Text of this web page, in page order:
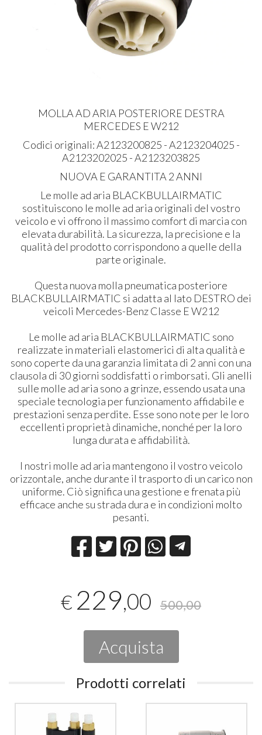
MOLLA AD ARIA POSTERIORE DESTRA
MERCEDES E W212
Codici originali: A2123200825 - A2123204025 -
A2123202025 - A2123203825
NUOVA E GARANTITA 2 ANNI
Le molle ad aria BLACKBULLAIRMATIC
sostituiscono le molle ad aria originali del vostro
veicolo e vi offrono il massimo comfort di marcia con
elevata durabilità. La sicurezza, la precisione e la
qualità del prodotto corrispondono a quelle della
parte originale.
Questa nuova molla pneumatica posteriore
BLACKBULLAIRMATIC si adatta al lato DESTRO dei
veicoli Mercedes-Benz Classe E W212
Le molle ad aria BLACKBULLAIRMATIC sono
realizzate in materiali elastomerici di alta qualità e
sono coperte da una garanzia limitata di 2 anni con una
clausola di 30 giorni soddisfatti o rimborsati. Gli anelli
sulle molle ad aria sono a grinze, essendo usata una
speciale tecnologia per funzionamento affidabile e
prestazioni senza perdite. Esse sono note per le loro
eccellenti proprietà dinamiche, nonché per la loro
lunga durata e affidabilità.
I nostri molle ad aria mantengono il vostro veicolo
orizzontale, anche durante il trasporto di un carico non
uniforme. Ciò significa una gestione e frenata più
efficace anche su strada dura e in condizioni molto
pesanti.
€ 229,00 500,00
Acquista
Prodotti correlati